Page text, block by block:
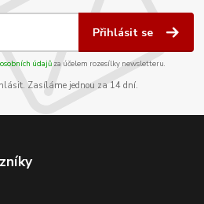
Přihlásit se
údajůza účelem rozesílky newsletteru.
Zasíláme jednou za 14 dní.